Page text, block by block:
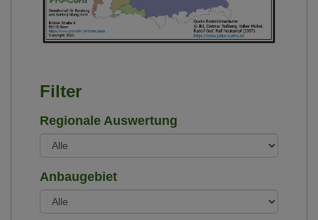
Filter
Regionale Auswertung
Anbaugebiet